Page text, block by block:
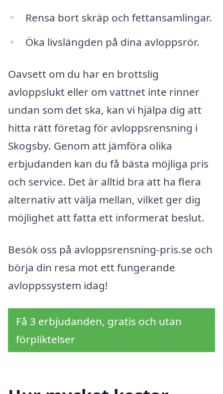
Rensa bort skräp och fettansamlingar.
Öka livslängden på dina avloppsrör.
Oavsett om du har en brottslig
avloppslukt eller om vattnet inte rinner
undan som det ska, kan vi hjälpa dig att
hitta rätt företag för avloppsrensning i
Skogsby. Genom att jämföra olika
erbjudanden kan du få bästa möjliga pris
och service. Det är alltid bra att ha flera
alternativ att välja mellan, vilket ger dig
möjlighet att fatta ett informerat beslut.
Besök oss på avloppsrensning-pris.se och
börja din resa mot ett fungerande
avloppssystem idag!
Få 3 erbjudanden, gratis och utan
förpliktelser